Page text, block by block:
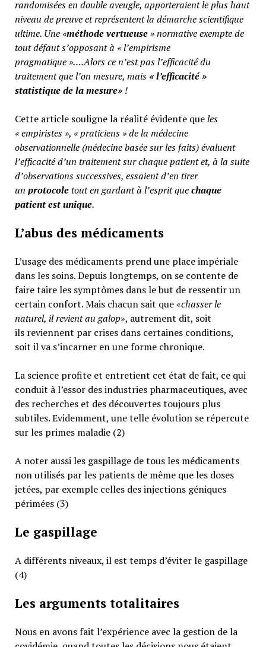
randomisées en double aveugle, apporteraient le plus haut
niveau de preuve et représentent la démarche scientifique
ultime. Une «méthode vertueuse» normative exempte de
tout défaut s’opposant à « l’empirisme
pragmatique »….Alors ce n’est pas l’efficacité du
traitement que l’on mesure, mais «l’efficacité »
statistique de la mesure» !
Cette article souligne la réalité évidente queles
« empiristes », « praticiens » de la médecine
observationnelle (médecine basée sur les faits) évaluent
l’efficacité d’un traitement sur chaque patient et, à la suite
d’observations successives, essaient d’en tirer
un protocoletout en gardant à l’esprit quechaque
patient est unique.
L’abus des médicaments
L’usage des médicaments prend une place impériale
dans les soins. Depuis longtemps, on se contente de
faire taire les symptômes dans le but de ressentir un
certain confort. Mais chacun sait que «chasser le
naturel, il revient au galop», autrement dit, soit
ils reviennent par crises dans certaines conditions,
soit il va s’incarner en une forme chronique.
La science profite et entretient cet état de fait, ce qui
conduit à l’essor des industries pharmaceutiques, avec
des recherches et des découvertes toujours plus
subtiles. Evidemment, une telle évolution se répercute
sur les primes maladie (2)
A noter aussi les gaspillage de tous les médicaments
non utilisés par les patients de même que les doses
jetées, par exemple celles des injections géniques
périmées (3)
Le gaspillage
A différents niveaux, il est temps d’éviter le gaspillage
(4)
Les arguments totalitaires
Nous en avons fait l’expérience avec la gestion de la